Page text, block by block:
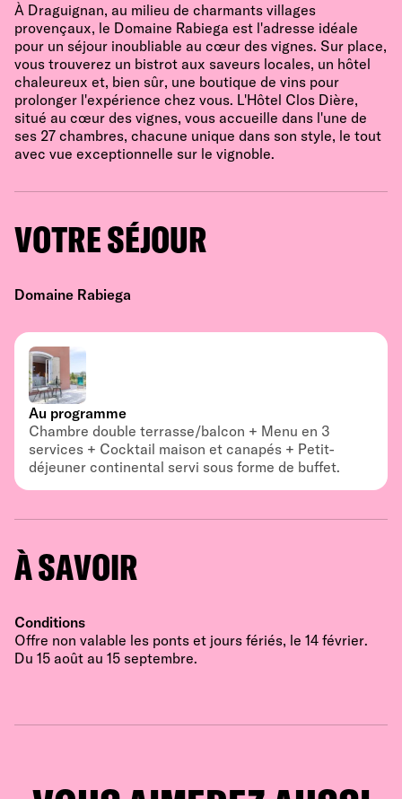
À Draguignan, au milieu de charmants villages
provençaux, le Domaine Rabiega est l'adresse idéale
pour un séjour inoubliable au cœur des vignes. Sur place,
vous trouverez un bistrot aux saveurs locales, un hôtel
chaleureux et, bien sûr, une boutique de vins pour
prolonger l'expérience chez vous. L'Hôtel Clos Dière,
situé au cœur des vignes, vous accueille dans l'une de
ses 27 chambres, chacune unique dans son style, le tout
avec vue exceptionnelle sur le vignoble.
VOTRE SÉJOUR
Domaine Rabiega
Au programme
Chambre double terrasse/balcon + Menu en 3
services + Cocktail maison et canapés + Petit-
déjeuner continental servi sous forme de buffet.
À SAVOIR
Conditions
Offre non valable les ponts et jours fériés, le 14 février.
Du 15 août au 15 septembre.